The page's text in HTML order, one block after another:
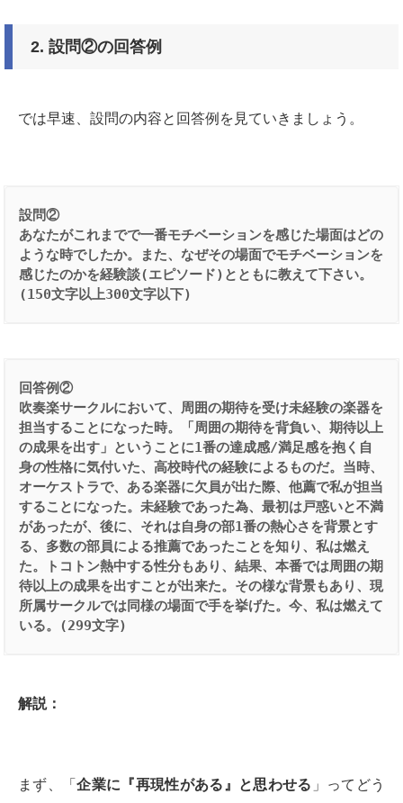
2. 設問②の回答例
では早速、設問の内容と回答例を見ていきましょう。
設問②
あなたがこれまでで一番モチベーションを感じた場面はどの
ような時でしたか。また、なぜその場面でモチベーションを
感じたのかを経験談(エピソード)とともに教えて下さい。
(150文字以上300文字以下)
回答例②
吹奏楽サークルにおいて、周囲の期待を受け未経験の楽器を
担当することになった時。「周囲の期待を背負い、期待以上
の成果を出す」ということに1番の達成感/満足感を抱く自
身の性格に気付いた、高校時代の経験によるものだ。当時、
オーケストラで、ある楽器に欠員が出た際、他薦で私が担当
することになった。未経験であった為、最初は戸惑いと不満
があったが、後に、それは自身の部1番の熱心さを背景とす
る、多数の部員による推薦であったことを知り、私は燃え
た。トコトン熱中する性分もあり、結果、本番では周囲の期
待以上の成果を出すことが出来た。その様な背景もあり、現
所属サークルでは同様の場面で手を挙げた。今、私は燃えて
いる。(299文字)
解説：
まず、「企業に『再現性がある』と思わせる 」ってどう